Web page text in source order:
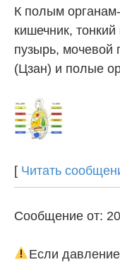
К полым
кишечник,
пузырь, мочевой
(Цзан) и полые
[ Читать
Сообщение от:
Если